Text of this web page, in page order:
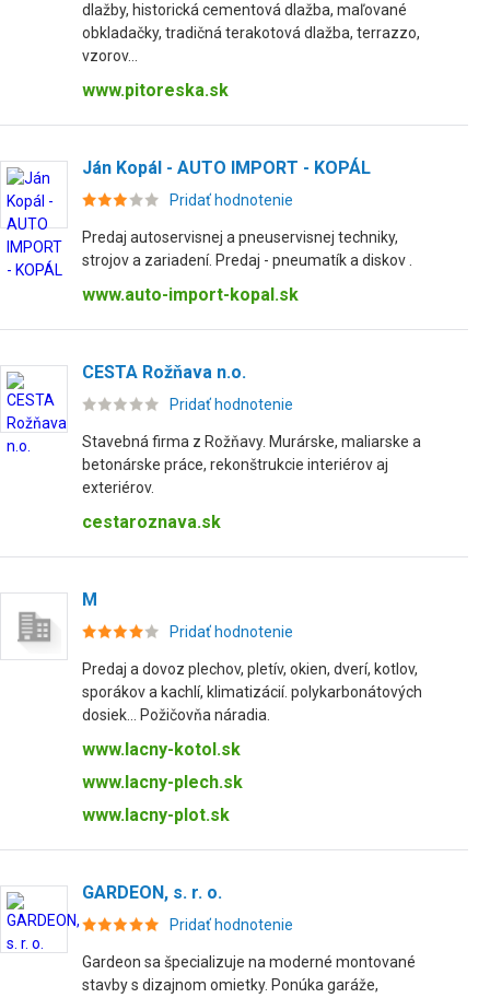
dlažby, historická cementová dlažba, maľované
obkladačky, tradičná terakotová dlažba, terrazzo,
vzorov...
www.pitoreska.sk
Ján Kopál - AUTO IMPORT - KOPÁL
Pridať hodnotenie
Predaj autoservisnej a pneuservisnej techniky,
strojov a zariadení. Predaj - pneumatík a diskov .
www.auto-import-kopal.sk
CESTA Rožňava n.o.
Pridať hodnotenie
Stavebná firma z Rožňavy. Murárske, maliarske a
betonárske práce, rekonštrukcie interiérov aj
exteriérov.
cestaroznava.sk
M
Pridať hodnotenie
Predaj a dovoz plechov, pletív, okien, dverí, kotlov,
sporákov a kachlí, klimatizácií. polykarbonátových
dosiek... Požičovňa náradia.
www.lacny-kotol.sk
www.lacny-plech.sk
www.lacny-plot.sk
GARDEON, s. r. o.
Pridať hodnotenie
Gardeon sa špecializuje na moderné montované
stavby s dizajnom omietky. Ponúka garáže,